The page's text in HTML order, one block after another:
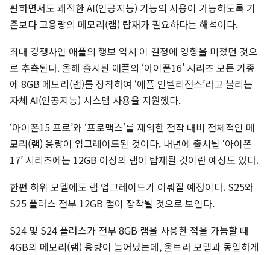
활하면서도 쾌적한 AI(인공지능) 기능의 사용이 가능하도록 기
존보다 고용량의 메모리(램) 탑재가 필요하다는 해석이다.
최대 경쟁사인 애플의 행보 역시 이 결정에 영향을 미쳤던 것으
로 추측된다. 올해 출시된 애플의 ‘아이폰16’ 시리즈 모든 기종
에 8GB 메모리(램)를 장착하여 ‘애플 인텔리전스’라고 불리는
자체 AI(인공지능) 시스템 사용을 지원했다.
‘아이폰15 프로’와 ‘프로맥스’를 제외한 전작 대비 전체적인 메
모리(램) 용량이 업그레이드된 것이다. 내년에 출시될 ‘아이폰
17’ 시리즈에는 12GB 이상의 램이 탑재될 것이란 예상도 있다.
한편 하위 모델에도 램 업그레이드가 이뤄질 예정이다. S25와
S25 플러스 전부 12GB 램이 장착될 것으로 보인다.
S24 및 S24 플러스가 전부 8GB 램을 사용한 점을 가늠할 때
4GB의 메모리(램) 용량이 늘어났는데, 울트라 모델과 동일하게